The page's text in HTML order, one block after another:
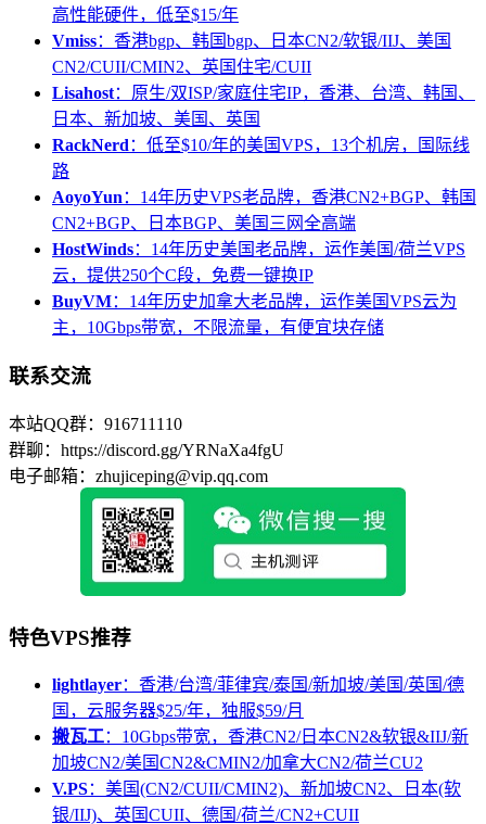
高性能硬件，低至$15/年
Vmiss：香港bgp、韩国bgp、日本CN2/软银/IIJ、美国
CN2/CUII/CMIN2、英国住宅/CUII
Lisahost：原生/双ISP/家庭住宅IP，香港、台湾、韩国、
日本、新加坡、美国、英国
RackNerd：低至$10/年的美国VPS，13个机房，国际线
路
AoyoYun：14年历史VPS老品牌，香港CN2+BGP、韩国
CN2+BGP、日本BGP、美国三网全高端
HostWinds：14年历史美国老品牌，运作美国/荷兰VPS
云，提供250个C段，免费一键换IP
BuyVM：14年历史加拿大老品牌，运作美国VPS云为
主，10Gbps带宽，不限流量，有便宜块存储
联系交流
本站QQ群：916711110
群聊：https://discord.gg/YRNaXa4fgU
电子邮箱：zhujiceping@vip.qq.com
特色VPS推荐
lightlayer：香港/台湾/菲律宾/泰国/新加坡/美国/英国/德
国，云服务器$25/年，独服$59/月
搬瓦工：10Gbps带宽，香港CN2/日本CN2&软银&IIJ/新
加坡CN2/美国CN2&CMIN2/加拿大CN2/荷兰CU2
V.PS：美国(CN2/CUII/CMIN2)、新加坡CN2、日本(软
银/IIJ)、英国CUII、德国/荷兰/CN2+CUII